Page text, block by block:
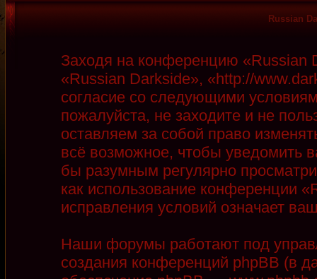
Russian
Заходя на конференцию
«Russian Darkside», «http://
согласие со следующими
пожалуйста, не заходите и не
оставляем за собой право
всё возможное, чтобы уведомить
бы разумным регулярно
как использование конференции
исправления условий означает
Наши форумы работают под
создания конференций phpBB (в